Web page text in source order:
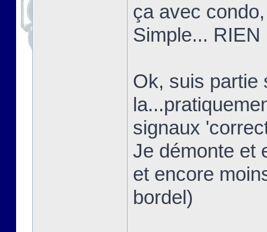
ça avec
Simple...
Ok, suis partie
signaux
Je démonte et
et encore
bordel)